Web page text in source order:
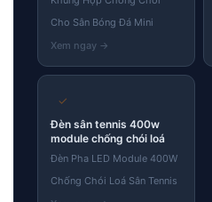
Cho Sân Bóng Đá Mini
✓
Đèn sân tennis 400w
module chống chói loá
Đèn Pha LED Module 400W
Chống Chói Loá Sân Tennis